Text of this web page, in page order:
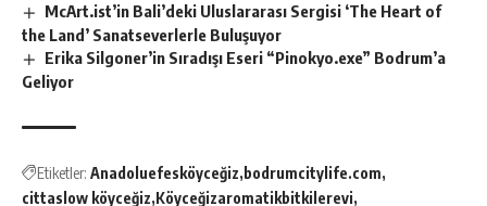
McArt.ist’in Bali’deki Uluslararası Sergisi ‘The Heart of
the Land’ Sanatseverlerle Buluşuyor
Erika Silgoner’in Sıradışı Eseri “Pinokyo.exe” Bodrum’a
Geliyor
Etiketler: Anadoluefesköyceğiz bodrumcitylife.com
cittaslow köyceğiz Köyceğizaromatikbitkilerevi